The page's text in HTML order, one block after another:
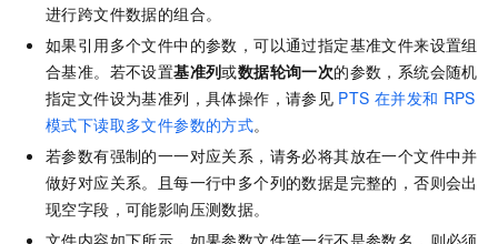
进行跨文件数据的组合。
如果引用多个文件中的参数，可以通过指定基准文件来设置组
合基准。若不设置基准列或数据轮询一次的参数，系统会随机
指定文件设为基准列，具体操作，请参见 PTS 在并发和 RPS
模式下读取多文件参数的方式。
若参数有强制的一一对应关系，请务必将其放在一个文件中并
做好对应关系。且每一行中多个列的数据是完整的，否则会出
现空字段，可能影响压测数据。